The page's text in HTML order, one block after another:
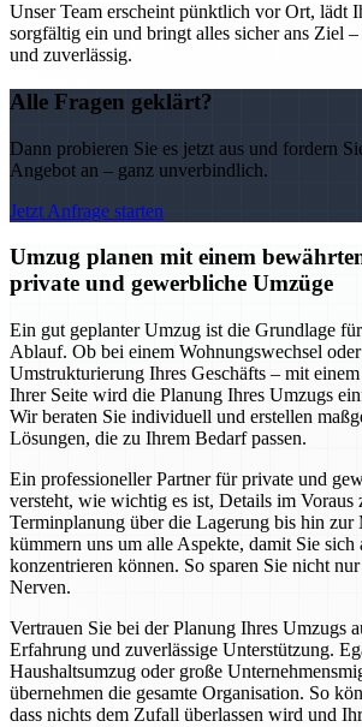
Unser Team erscheint pünktlich vor Ort, lädt
sorgfältig ein und bringt alles sicher ans Ziel
und zuverlässig.
Alle Fragen geklärt?
Dann probieren Sie es jetzt aus und fordern
Angebot an – ganz unverbindlich.
Jetzt Anfrage starten
Umzug planen mit einem
private und gewerbliche Umzüge
Ein gut geplanter Umzug ist die Grundlage
Ablauf. Ob bei einem Wohnungswechsel
Umstrukturierung Ihres Geschäfts – mit
Ihrer Seite wird die Planung Ihres Umzugs
Wir beraten Sie individuell und erstellen
Lösungen, die zu Ihrem Bedarf passen.
Ein professioneller Partner für private und
versteht, wie wichtig es ist, Details im Voraus
Terminplanung über die Lagerung bis hin zur
kümmern uns um alle Aspekte, damit Sie sich
konzentrieren können. So sparen Sie nicht
Nerven.
Vertrauen Sie bei der Planung Ihres Umzugs
Erfahrung und zuverlässige Unterstützung.
Haushaltsumzug oder große
übernehmen die gesamte Organisation. So
dass nichts dem Zufall überlassen wird und